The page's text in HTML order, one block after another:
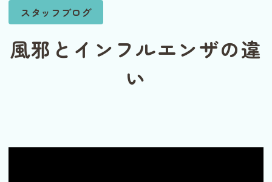
スタッフブログ
風邪とインフルエンザの違
い